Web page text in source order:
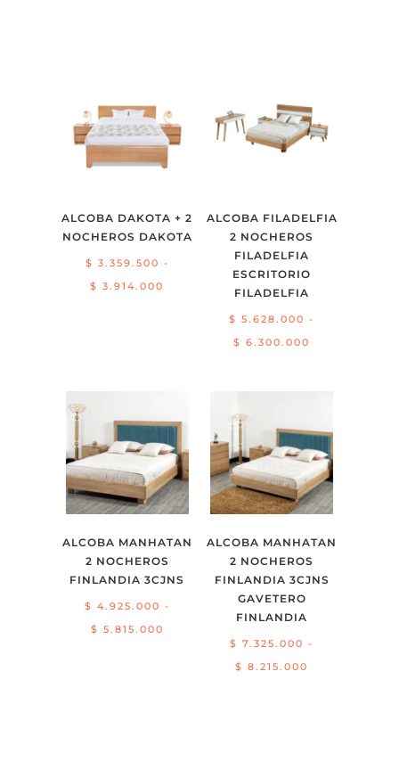
ALCOBA DAKOTA + 2
NOCHEROS DAKOTA
$ 3.359.500 -
$ 3.914.000
$ 3.914.000
ALCOBA FILADELFIA
2 NOCHEROS
FILADELFIA
ESCRITORIO
FILADELFIA
$ 5.628.000 -
$ 6.300.000
$ 5.628.000
hasta
$ 6.300.000
ALCOBA MANHATAN
2 NOCHEROS
FINLANDIA 3CJNS
$ 4.925.000 -
$ 5.815.000
ALCOBA MANHATAN
2 NOCHEROS
FINLANDIA 3CJNS
GAVETERO
FINLANDIA
$ 7.325.000 -
$ 8.215.000